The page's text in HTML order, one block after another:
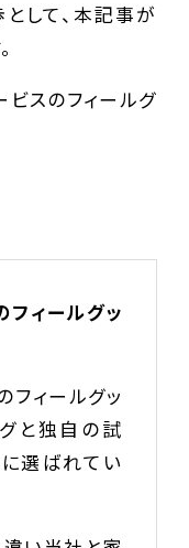
して、本記事が
ビスのフィールグ
フィールグッ
フィールグッ
と独自の試
選ばれてい